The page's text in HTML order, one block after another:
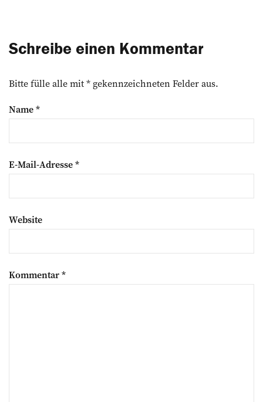
Schreibe einen Kommentar
Bitte fülle alle mit * gekennzeichneten Felder aus.
Name*
E-Mail-Adresse*
Website
Kommentar*